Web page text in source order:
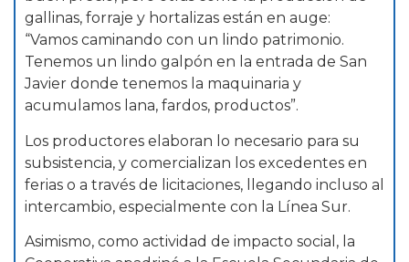
gallinas, forraje y hortalizas están en auge:
“Vamos caminando con un lindo patrimonio.
Tenemos un lindo galpón en la entrada de San
Javier donde tenemos la maquinaria y
acumulamos lana, fardos, productos”.
Los productores elaboran lo necesario para su
subsistencia, y comercializan los excedentes en
ferias o a través de licitaciones, llegando incluso al
intercambio, especialmente con la Línea Sur.
Asimismo, como actividad de impacto social, la